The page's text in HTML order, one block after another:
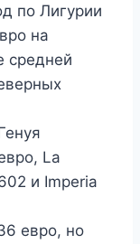
по Лигурии
на
средней
La
и Imperia
евро, но